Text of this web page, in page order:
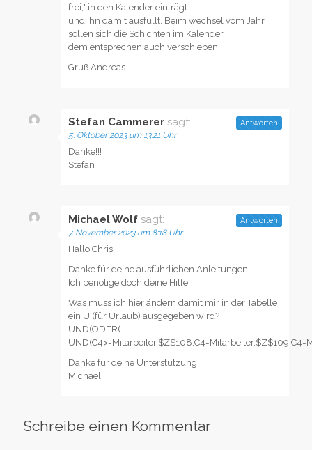
frei," in den Kalender einträgt
und ihn damit ausfüllt. Beim wechsel vom Jahr
sollen sich die Schichten im Kalender
dem entsprechen auch verschieben.
Gruß Andreas
Stefan Cammerer sagt:
5. Oktober 2023 um 13:21 Uhr
Danke!!!
Stefan
Antworten
Michael Wolf sagt:
7. November 2023 um 8:18 Uhr
Hallo Chris
Danke für deine ausführlichen Anleitungen.
Ich benötige doch deine Hilfe
Was muss ich hier ändern damit mir in der Tabelle
ein U (für Urlaub) ausgegeben wird?
UND(ODER(
Danke für deine Unterstützung
Michael
Antworten
Schreibe einen Kommentar